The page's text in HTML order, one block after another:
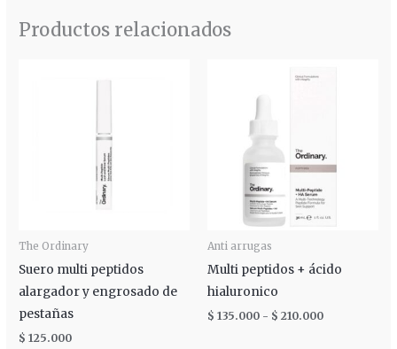
Productos relacionados
The Ordinary
Suero multi peptidos
alargador y engrosado de
pestañas
$ 125.000
Anti arrugas
Multi peptidos + ácido
hialuronico
$ 135.000 - $ 210.000